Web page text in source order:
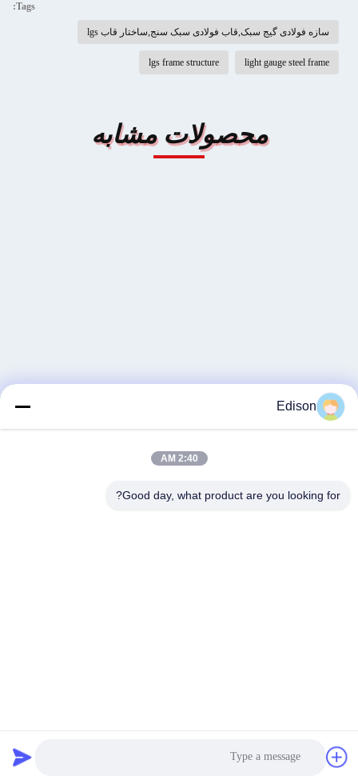
Tags:
سازه فولادی گیج سبک,قاب فولادی سبک سنج,ساختار قاب lgs
light gauge steel frame
lgs frame structure
بهترین قیمت رو بدست بیار
محصولات مشابه
Edison
2:40 AM
Good day, what product are you looking for?